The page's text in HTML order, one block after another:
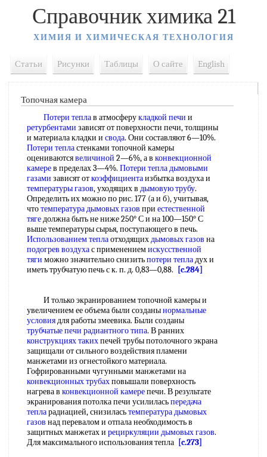
Справочник химика 21
ХИМИЯ И ХИМИЧЕСКАЯ ТЕХНОЛОГИЯ
Статьи Рисунки Таблицы О сайте English
Топочная камера
Потери теплав атмосферукладкой печи и
ретурбентами зависят от поверхности печи, толщины
и материала кладки и свода. Они составляют 6—10%.
Потери тепластенками топочной камеры
оцениваютсявеличиной 2—6%, а в конвекционной
камерев пределах 3—4%. Потери тепладымовыми
газами зависят откоэффициентаизбытка воздуха и
температуры газов, уходящих в дымовую трубу.
Определить их можно по рис. 177 (а и б), учитывая,
чтотемпература дымовых газов при естественной
тягедолжна быть не ниже 250° С и на 100—150° С
выше температуры сырья, поступающего в печь.
Использованием теплаотходящихдымовых газов на
подогрев воздухас применениемискусственной
тяги можно значительно снизитьпотери тепладух и
иметь трубчатую печь с к. п. д. 0,83—0,88.
[c.284]
И только экранированием топочной камеры и
увеличением ее объема были созданынормальные
условиядля работы змеевика. Были созданы
трубчатые печи радиантноготипа. В ранних
конструкциях такихпечей трубы потолочного экрана
защищали от сильного воздействия пламени
манжетами из огнестойкого материала.
Гофрированными чугунными манжетами на
конвекционных трубахповышали поверхность
нагрева в конвекционной камерепечи. В результате
экранирования потолка печи усилиласьпередача
тепларадиацией, снизиласьтемпература дымовых
газов над перевалом и отпала необходимость в
защитных манжетах и рециркуляции дымовых газов.
Для максимального использования тепла [c.273]